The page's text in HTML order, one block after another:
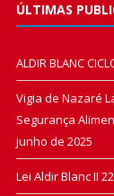
ÚLTIMAS
ALDIR BLANC
Vigia de Nazaré
Segurança
junho de 2025
Lei Aldir Blanc II